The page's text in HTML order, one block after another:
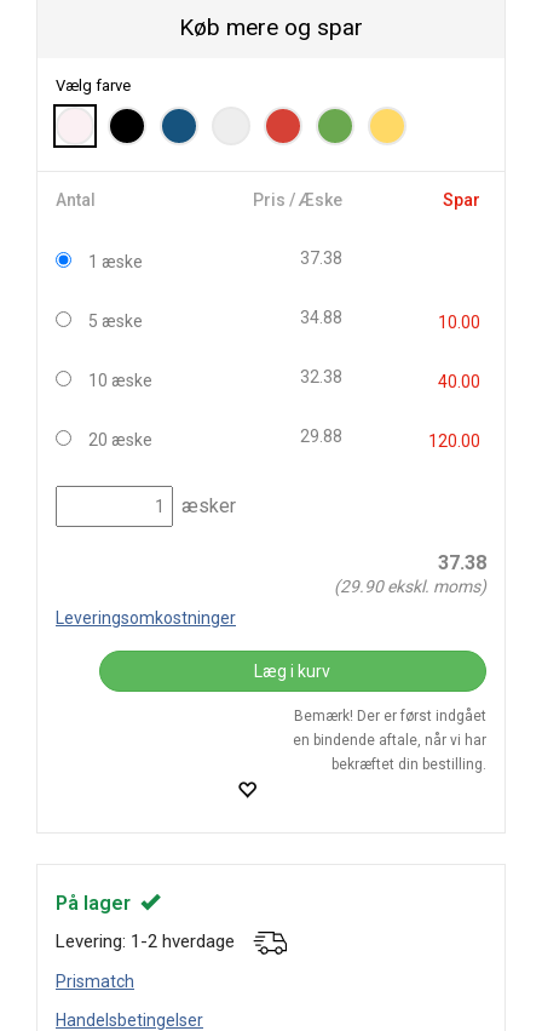
Køb mere og spar
Vælg farve
Antal Pris / Æske Spar
1 æske 37.38
5 æske 34.88 10.00
10 æske 32.38 40.00
20 æske 29.88 120.00
æsker
37.38
(29.90ekskl. moms)
Leveringsomkostninger
Læg i kurv
Bemærk! Der er først indgået
en bindende aftale, når vi har
bekræftet din bestilling.
På lager
Levering: 1-2 hverdage
Prismatch
Handelsbetingelser